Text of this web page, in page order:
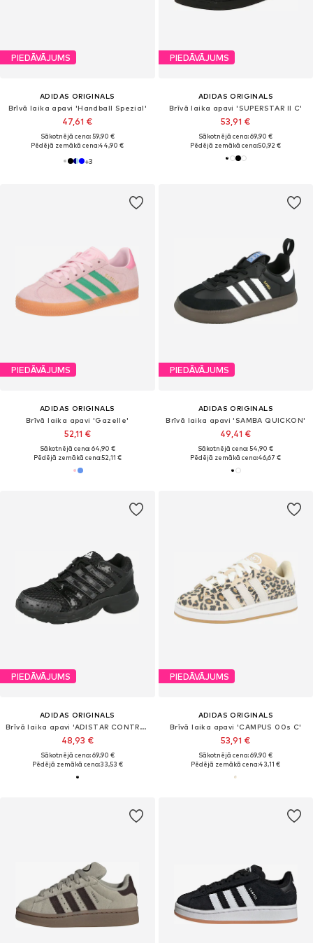
PIEDĀVĀJUMS
ADIDAS ORIGINALS
Brīvā laika apavi 'Handball Spezial'
47,61 €
Sākotnējā cena: 59,90 €
Pēdējā zemākā cena:44,90 €
+3
PIEDĀVĀJUMS
ADIDAS ORIGINALS
Brīvā laika apavi 'SUPERSTAR II C'
53,91 €
Sākotnējā cena: 69,90 €
Pēdējā zemākā cena:50,92 €
PIEDĀVĀJUMS
ADIDAS ORIGINALS
Brīvā laika apavi 'Gazelle'
52,11 €
Sākotnējā cena: 64,90 €
Pēdējā zemākā cena:52,11 €
PIEDĀVĀJUMS
ADIDAS ORIGINALS
Brīvā laika apavi 'SAMBA QUICKON'
49,41 €
Sākotnējā cena: 54,90 €
Pēdējā zemākā cena:46,67 €
PIEDĀVĀJUMS
ADIDAS ORIGINALS
Brīvā laika apavi 'ADISTAR CONTROL 5'
48,93 €
Sākotnējā cena: 69,90 €
Pēdējā zemākā cena:33,53 €
PIEDĀVĀJUMS
ADIDAS ORIGINALS
Brīvā laika apavi 'CAMPUS 00s C'
53,91 €
Sākotnējā cena: 69,90 €
Pēdējā zemākā cena:43,11 €